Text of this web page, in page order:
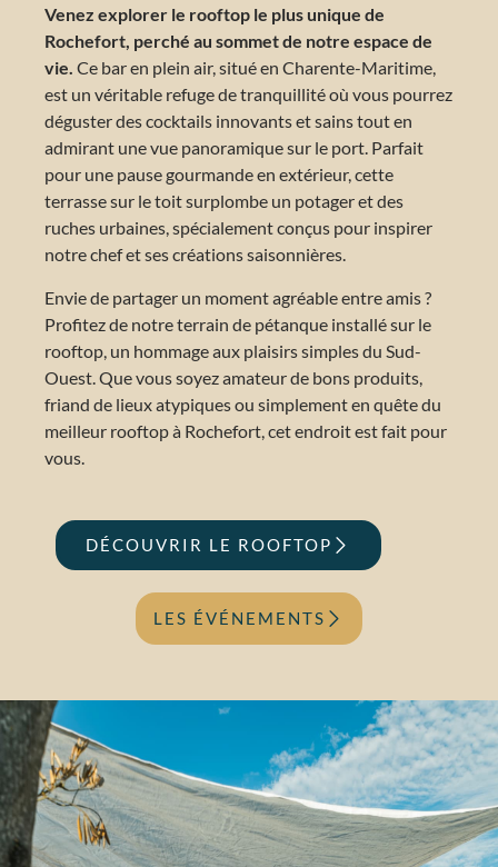
Venez explorer le rooftop le plus unique de
Rochefort, perché au sommet de notre espace de
vie. Ce bar en plein air, situé en Charente-Maritime,
est un véritable refuge de tranquillité où vous pourrez
déguster des cocktails innovants et sains tout en
admirant une vue panoramique sur le port. Parfait
pour une pause gourmande en extérieur, cette
terrasse sur le toit surplombe un potager et des
ruches urbaines, spécialement conçus pour inspirer
notre chef et ses créations saisonnières.
Envie de partager un moment agréable entre amis ?
Profitez de notre terrain de pétanque installé sur le
rooftop, un hommage aux plaisirs simples du Sud-
Ouest. Que vous soyez amateur de bons produits,
friand de lieux atypiques ou simplement en quête du
meilleur rooftop à Rochefort, cet endroit est fait pour
vous.
DÉCOUVRIR LE ROOFTOP
LES ÉVÉNEMENTS